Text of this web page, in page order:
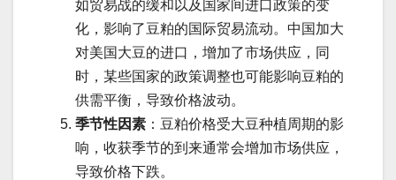
如贸易战的缓和以及国家间进口政策的变
化，影响了豆粕的国际贸易流动。中国加大
对美国大豆的进口，增加了市场供应，同
时，某些国家的政策调整也可能影响豆粕的
供需平衡，导致价格波动。
季节性因素 ：豆粕价格受大豆种植周期的影
响，收获季节的到来通常会增加市场供应，
导致价格下跌。